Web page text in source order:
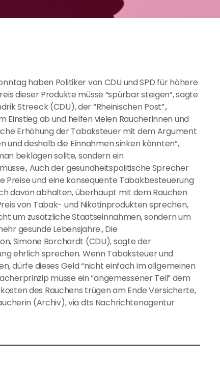
haben Politiker von CDU und SPD für höhere
dieser Produkte müsse “spürbar steigen”, sagte
Streeck (CDU), der “Rheinischen Post”.,
Einstieg ab und helfen vielen Raucherinnen und
Erhöhung der Tabaksteuer mit dem Argument
deshalb die Einnahmen sinken könnten”,
beklagen sollte, sondern ein
Auch der gesundheitspolitische Sprecher
Preise und eine konsequente Tabakbesteuerung
davon abhalten, überhaupt mit dem Rauchen
von Tabak- und Nikotinprodukten sprechen,
um zusätzliche Staatseinnahmen, sondern um
gesunde Lebensjahre., Die
Simone Borchardt (CDU), sagte der
ehrlich sprechen. Wenn Tabaksteuer und
dürfe dieses Geld “nicht einfach im allgemeinen
müsse ein “angemessener Teil” dem
des Rauchens trügen am Ende Versicherte,
(Archiv), via dts Nachrichtenagentur